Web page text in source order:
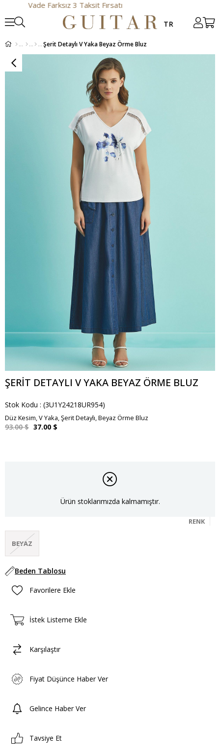
Vade Farksız 3 Taksit Fırsatı
Şerit Detaylı V Yaka Beyaz Örme Bluz
ŞERIT DETAYLI V YAKA BEYAZ ÖRME BLUZ
Stok Kodu (3U1Y24218UR954)
Düz Kesim, V Yaka, Şerit Detaylı, Beyaz Örme Bluz
93.00 $ 37.00 $
Ürün stoklarımızda kalmamıştır.
RENK
BEYAZ
Beden Tablosu
Favorilere Ekle
İstek Listeme Ekle
Karşılaştır
Fiyat Düşünce Haber Ver
Gelince Haber Ver
Tavsiye Et